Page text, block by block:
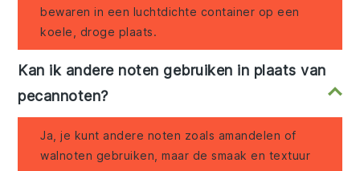
bewaren in een luchtdichte container op een
koele, droge plaats.
Kan ik andere noten gebruiken in plaats van
pecannoten?
Ja, je kunt andere noten zoals amandelen of
walnoten gebruiken, maar de smaak en textuur